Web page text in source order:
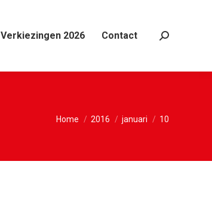
Verkiezingen 2026 Contact Search:
Je bent hier:
Home 2016 januari 10